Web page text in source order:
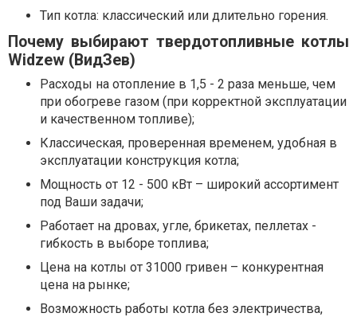
Тип котла: классический или длительно горения.
Почему выбирают твердотопливные котлы
Widzew (ВидЗев)
Расходы на отопление в 1,5 - 2 раза меньше, чем
при обогреве газом (при корректной эксплуатации
и качественном топливе);
Классическая, проверенная временем, удобная в
эксплуатации конструкция котла;
Мощность от 12 - 500 кВт – широкий ассортимент
под Ваши задачи;
Работает на дровах, угле, брикетах, пеллетах -
гибкость в выборе топлива;
Цена на котлы от 31000 гривен – конкурентная
цена на рынке;
Возможность работы котла без электричества,